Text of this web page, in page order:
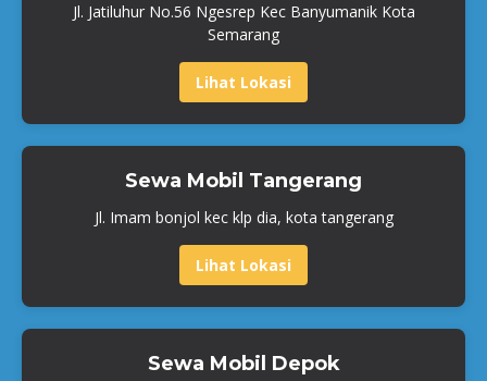
Jl. Jatiluhur No.56 Ngesrep Kec Banyumanik Kota
Semarang
Lihat Lokasi
Sewa Mobil Tangerang
Jl. Imam bonjol kec klp dia, kota tangerang
Lihat Lokasi
Sewa Mobil Depok